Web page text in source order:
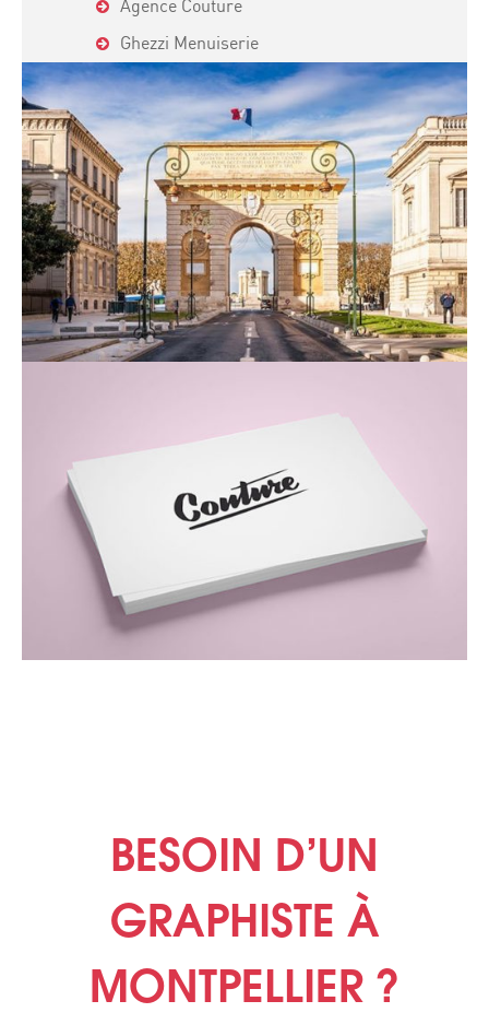
Agence Couture
Ghezzi Menuiserie
BESOIN D’UN
GRAPHISTE À
MONTPELLIER ?